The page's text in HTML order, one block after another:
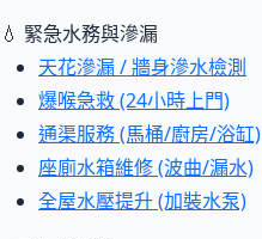
💧 緊急水務與滲漏
天花滲漏 / 牆身滲水檢測
爆喉急救 (24小時上門)
通渠服務 (馬桶/廚房/浴缸)
座廁水箱維修 (波曲/漏水)
全屋水壓提升 (加裝水泵)